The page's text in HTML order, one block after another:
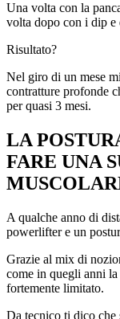
Una volta con la
volta dopo con i dip e
Risultato?
Nel giro di un mese
contratture profonde
per quasi 3 mesi.
LA
FARE UNA
A qualche anno di
powerlifter e un
Grazie al mix di
come in quegli anni
fortemente limitato.
Da tecnico ti dico che